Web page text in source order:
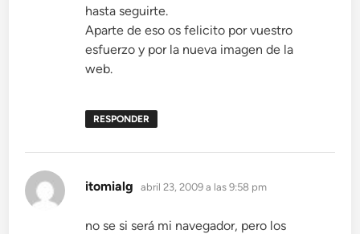
hasta seguirte.
Aparte de eso os felicito por vuestro
esfuerzo y por la nueva imagen de la
web.
RESPONDER
itomialg dice:
abril 23, 2009 a las 9:58 pm
no se si será mi navegador, pero los